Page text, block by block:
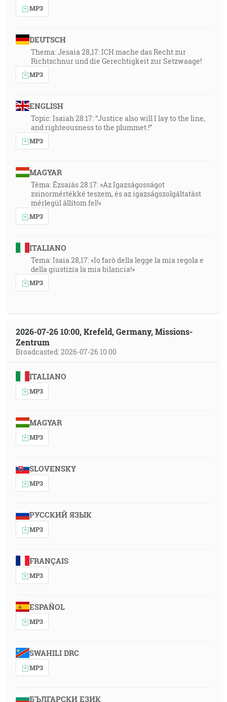
MP3
DEUTSCH
Thema: Jesaia 28,17: ICH mache das Recht zur
Richtschnur und die Gerechtigkeit zur Setzwaage!
MP3
ENGLISH
Topic: Isaiah 28:17: “Justice also will I lay to the line,
and righteousness to the plummet.!”
MP3
MAGYAR
Téma: Ézsaiás 28:17: »Az Igazságosságot
zsinormértékké teszem, és az igazságszolgáltatást
mérlegül állítom fel!«
MP3
ITALIANO
Tema: Isaia 28,17: «Io farò della legge la mia regola e
della giustizia la mia bilancia!»
MP3
2026-07-26 10:00, Krefeld, Germany, Missions-
Zentrum
Broadcasted: 2026-07-26 10:00
ITALIANO
MP3
MAGYAR
MP3
SLOVENSKY
MP3
РУССКИЙ ЯЗЫК
MP3
FRANÇAIS
MP3
ESPAÑOL
MP3
SWAHILI DRC
MP3
БЪЛГАРСКИ ЕЗИК